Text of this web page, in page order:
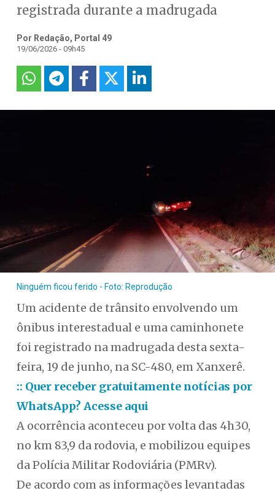
registrada durante a madrugada
Por Redação, Portal 49
19/06/2026 - 09h45
Ninguém ficou ferido - Foto: Reprodução
Um acidente de trânsito envolvendo um
ônibus interestadual e uma caminhonete
foi registrado na madrugada desta sexta-
feira, 19 de junho, na SC-480, em Xanxerê.
:: Quer receber gratuitamente notícias por
WhatsApp? Acesse aqui
A ocorrência aconteceu por volta das 4h30,
no km 83,9 da rodovia, e mobilizou equipes
da Polícia Militar Rodoviária (PMRv).
De acordo com as informações levantadas